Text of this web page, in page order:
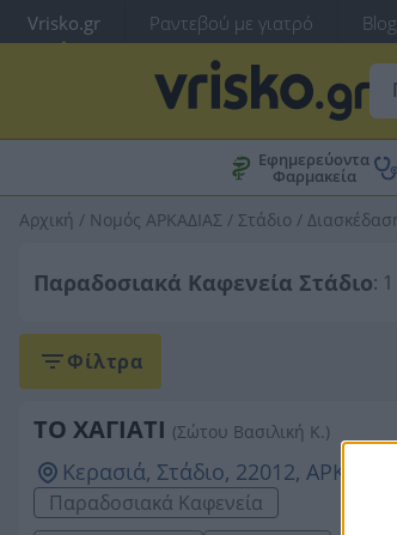
Vrisko.gr Ραντεβού με γιατρό Blog
Εφημερεύοντα
Φαρμακεία
Αρχική / Νομός ΑΡΚΑΔΙΑΣ / Στάδιο /
Παραδοσιακά Καφενεία Στάδιο:
Φίλτρα
ΤΟ ΧΑΓΙΑΤΙ (Σώτου Βασιλική Κ.)
Κερασιά, Στάδιο, 22012, ΑΡΚΑΔΙΑΣ
Παραδοσιακά Καφενεία